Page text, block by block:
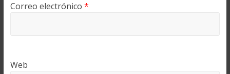
Correo electrónico *
Web